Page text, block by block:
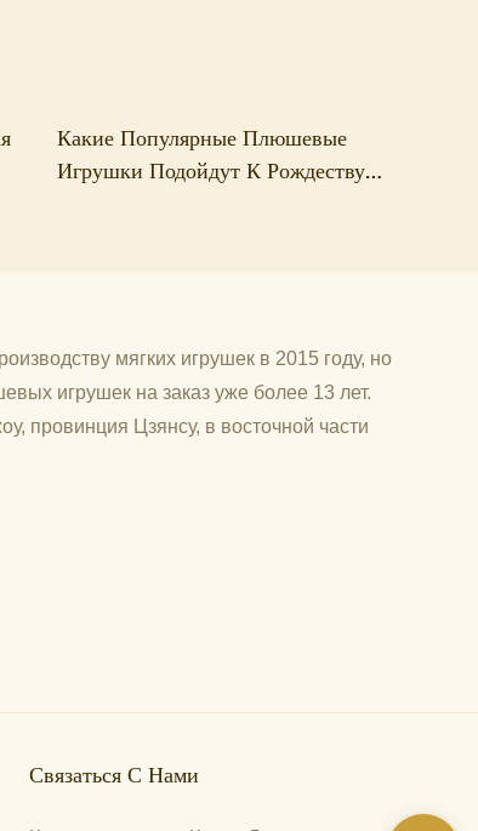
Какие Популярные Плюшевые
Игрушки Подойдут К Рождеству
мягких игрушек в 2015 году, но
игрушек на заказ уже более 13 лет.
провинция Цзянсу, в восточной части
Связаться С Нами